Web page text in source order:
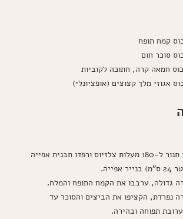
חממו תנור ל-180 מעלות צלזיוס ורפדו תבנית אפייה
אפייה.
גדולה, ערבבו את הקמח התופח והמלח.
נפרדת, הקציפו את הביצים והסוכר עד
תפוחה ובהירה.